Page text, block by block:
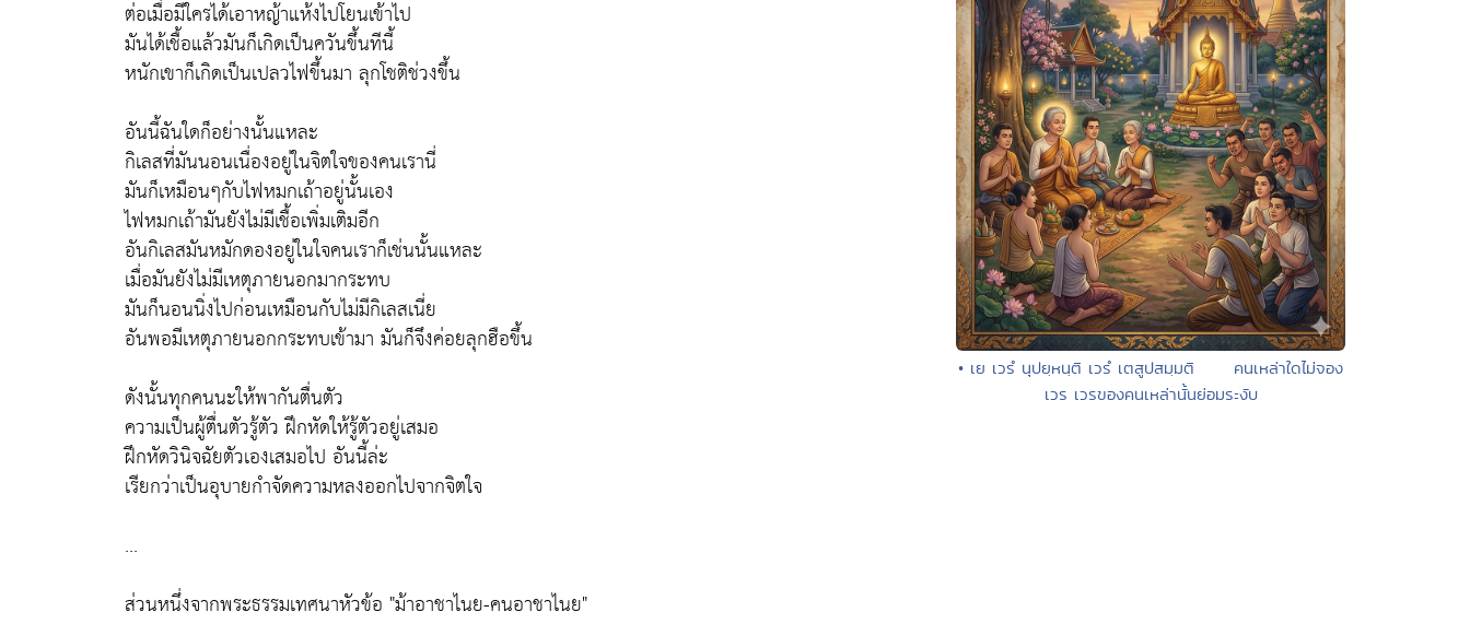
ต่อเมื่อมีใครได้เอาหญ้าแห้งไปโยนเข้าไป
มันได้เชื้อแล้วมันก็เกิดเป็นควันขึ้นทีนี้
หนักเขาก็เกิดเป็นเปลวไฟขึ้นมา ลุกโชติช่วงขึ้น
อันนี้ฉันใดก็อย่างนั้นแหละ
กิเลสที่มันนอนเนื่องอยู่ในจิตใจของคนเรานี่
มันก็เหมือนๆกับไฟหมกเถ้าอยู่นั้นเอง
ไฟหมกเถ้ามันยังไม่มีเชื้อเพิ่มเติมอีก
อันกิเลสมันหมักดองอยู่ในใจคนเราก็เช่นนั้นแหละ
เมื่อมันยังไม่มีเหตุภายนอกมากระทบ
มันก็นอนนิ่งไปก่อนเหมือนกับไม่มีกิเลสเนี่ย
อันพอมีเหตุภายนอกกระทบเข้ามา มันก็จึงค่อยลุกฮือขึ้น
ดังนั้นทุกคนนะให้พากันตื่นตัว
ความเป็นผู้ตื่นตัวรู้ตัว ฝึกหัดให้รู้ตัวอยู่เสมอ
ฝึกหัดวินิจฉัยตัวเองเสมอไป อันนี้ล่ะ
เรียกว่าเป็นอุบายกำจัดความหลงออกไปจากจิตใจ
...
ส่วนหนึ่งจากพระธรรมเทศนาหัวข้อ "ม้าอาชาไนย-คนอาชาไนย"
• เย เวรํ นุปยฺหนฺติ เวรํ เตสูปสมฺมติ คนเหล่าใดไม่จอง
เวร เวรของคนเหล่านั้นย่อมระงับ